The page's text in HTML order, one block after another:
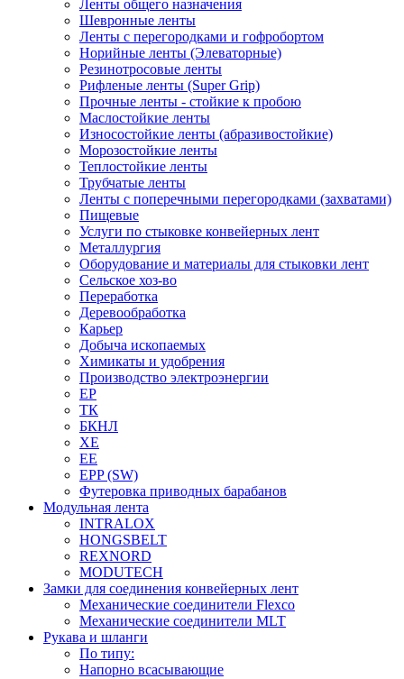
Ленты общего назначения
Шевронные ленты
Ленты с перегородками и гофробортом
Норийные ленты (Элеваторные)
Резинотросовые ленты
Рифленые ленты (Super Grip)
Прочные ленты - стойкие к пробою
Маслостойкие ленты
Износостойкие ленты (абразивостойкие)
Морозостойкие ленты
Теплостойкие ленты
Трубчатые ленты
Ленты с поперечными перегородками (захватами)
Пищевые
Услуги по стыковке конвейерных лент
Металлургия
Оборудование и материалы для стыковки лент
Сельское хоз-во
Переработка
Деревообработка
Карьер
Добыча ископаемых
Химикаты и удобрения
Производство электроэнергии
EP
ТК
БКНЛ
XE
EE
EPP (SW)
Футеровка приводных барабанов
Модульная лента
INTRALOX
HONGSBELT
REXNORD
MODUTECH
Замки для соединения конвейерных лент
Механические соединители Flexco
Механические соединители MLT
Рукава и шланги
По типу:
Напорно всасывающие